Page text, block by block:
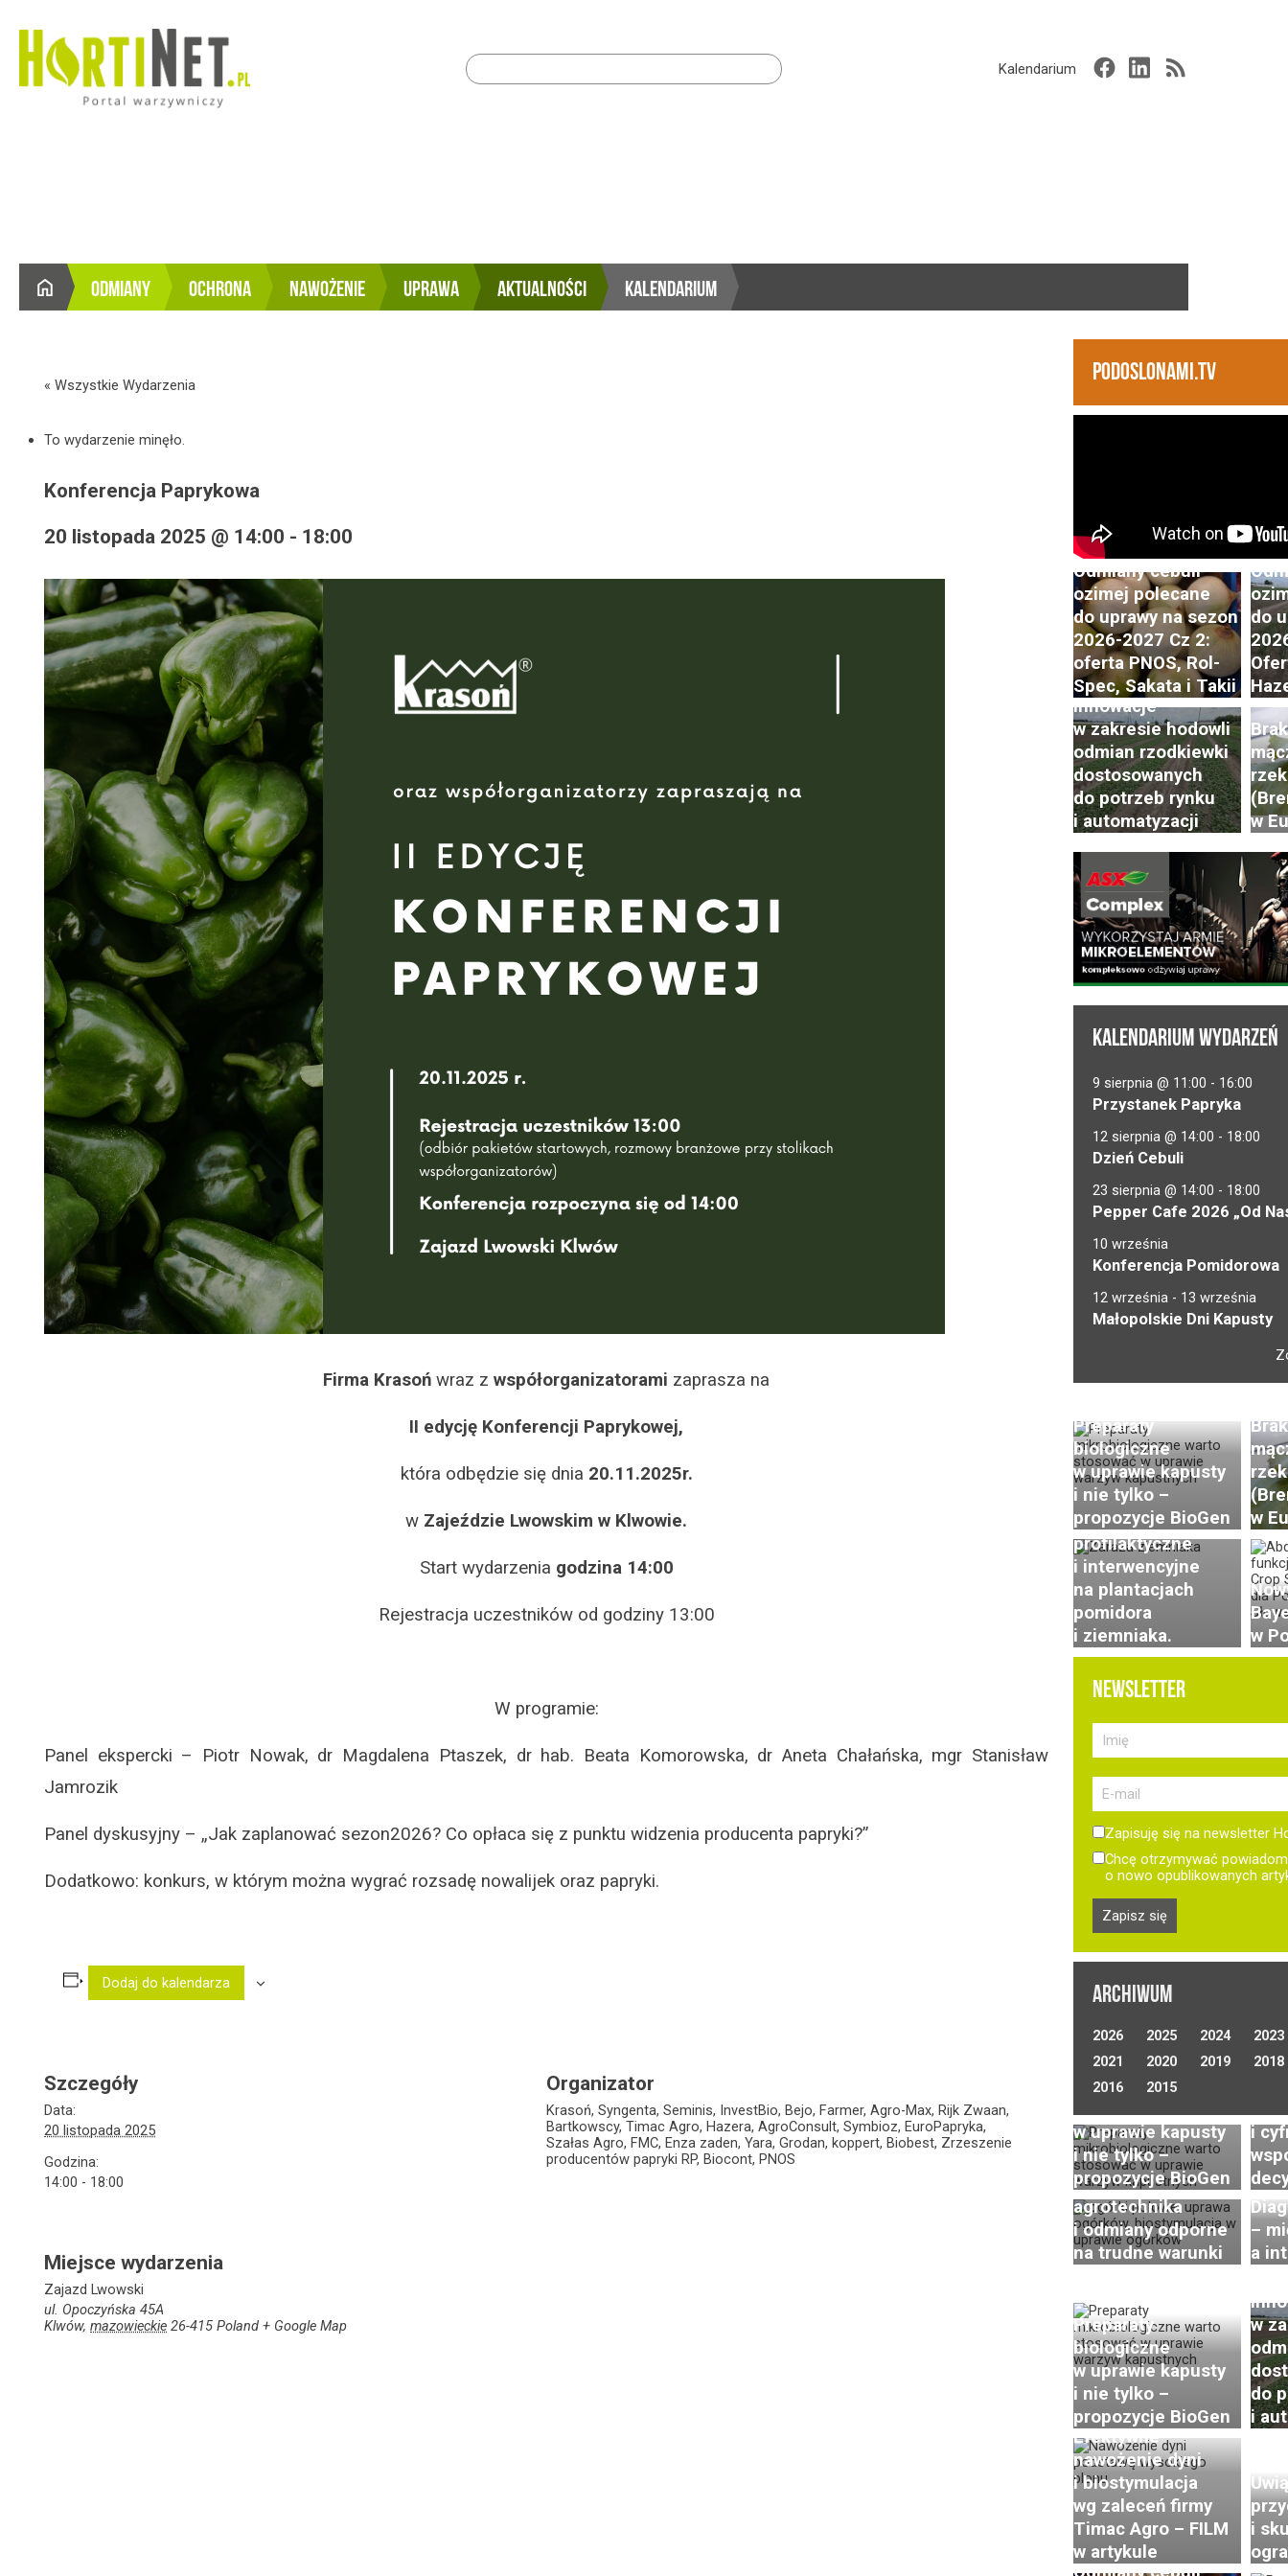
Szukaj: Kalendarium
STRONA
ODMIANY OCHRONA NAWOŻENIE UPRAWA AKTUALNOŚCI KALENDARIUM
« Wszystkie Wydarzenia
To wydarzenie minęło.
Konferencja Paprykowa
20 listopada 2025 @ 14:00 - 18:00
Firma Krasoń wraz z współorganizatorami zaprasza na
II edycję Konferencji Paprykowej,
która odbędzie się dnia 20.11.2025r.
w Zajeździe Lwowskim w Klwowie.
Start wydarzenia godzina 14:00
Rejestracja uczestników od godziny 13:00
W programie:
Panel ekspercki – Piotr Nowak, dr Magdalena Ptaszek, dr hab. Beata Komorowska, dr Aneta Chałańska, mgr Stanisław
Jamrozik
Panel dyskusyjny – „Jak zaplanować sezon2026? Co opłaca się z punktu widzenia producenta papryki?”
Dodatkowo: konkurs, w którym można wygrać rozsadę nowalijek oraz papryki.
Dodaj do kalendarza
Szczegóły
Data:
20 listopada 2025
Godzina:
14:00 - 18:00
Organizator
Krasoń, Syngenta, Seminis, InvestBio, Bejo, Farmer, Agro-Max, Rijk Zwaan,
Bartkowscy, Timac Agro, Hazera, AgroConsult, Symbioz, EuroPapryka,
Szałas Agro, FMC, Enza zaden, Yara, Grodan, koppert, Biobest, Zrzeszenie
producentów papryki RP, Biocont, PNOS
Miejsce wydarzenia
Zajazd Lwowski
ul. Opoczyńska 45A
Klwów, mazowieckie 26-415 Poland + Google Map
PODOSLONAMI.TV
Odmiany cebuli
ozimej polecane
do uprawy na sezon
2026-2027 Cz 2:
oferta PNOS, Rol-
Spec, Sakata i Takii
do
Postępy i trendy
w hodowli i uprawie
rzodkiewki. Cz. 2:
Innowacje
w zakresie hodowli
odmian rzodkiewki
dostosowanych
do potrzeb rynku
i automatyzacji
w
KALENDARIUM WYDARZEŃ
9 sierpnia @ 11:00 - 16:00
Przystanek Papryka
12 sierpnia @ 14:00 - 18:00
Dzień Cebuli
23 sierpnia @ 14:00 - 18:00
Pepper Cafe 2026 „Od
10 września
Konferencja Pomidorowa
12 września - 13 września
Małopolskie Dni Kapusty
Preparaty
biologiczne
w uprawie kapusty
i nie tylko –
propozycje BioGen
w
Zaraza ziemniaka
w natarciu.
Konieczne zabiegi
profilaktyczne
i interwencyjne
na plantacjach
pomidora
i ziemniaka.
w
NEWSLETTER
Zapisuję się na newsletter
Chcę otrzymywać
o nowo opublikowanych
ARCHIWUM
2026 2025 2024
2023
2021
2020 2019
2018
2016
2015
Preparaty
biologiczne
w uprawie kapusty
i nie tylko –
propozycje BioGen
w
i
Uprawa ogórków
gruntowych
(polowych) –
wyzwania,
nowoczesna
agrotechnika
i odmiany odporne
na trudne warunki
–
a
Preparaty
biologiczne
w uprawie kapusty
i nie tylko –
propozycje BioGen
w
w
do
i
Efektywne
nawożenie dyni
i biostymulacja
wg zaleceń firmy
Timac Agro – FILM
w artykule
i